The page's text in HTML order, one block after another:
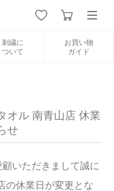
刺繍に
ついて
お買い物
ガイド
新規会員登録
オル 南青山店 休業
せ
いただきまして誠に
の休業日が変更とな